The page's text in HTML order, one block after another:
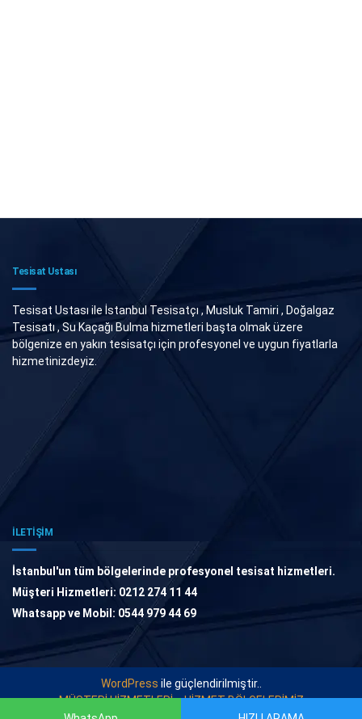
Tesisat Ustası
Tesisat Ustası ile İstanbul Tesisatçı , Musluk Tamiri , Doğalgaz
Tesisatı , Su Kaçağı Bulma hizmetleri başta olmak üzere
bölgenize en yakın tesisatçı için profesyonel ve uygun fiyatlarla
hizmetinizdeyiz.
İLETİŞİM
İstanbul'un tüm bölgelerinde profesyonel tesisat hizmetleri.
Müşteri Hizmetleri: 0212 274 11 44
Whatsapp ve Mobil: 0544 979 44 69
WordPress ile güçlendirilmiştir..
MÜŞTERİ HİZMETLERİ
HİZMET BÖLGELERİMİZ